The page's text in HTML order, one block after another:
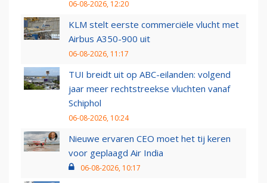
06-08-2026, 12:20
KLM stelt eerste commerciële vlucht met
Airbus A350-900 uit
06-08-2026, 11:17
TUI breidt uit op ABC-eilanden: volgend
jaar meer rechtstreekse vluchten vanaf
Schiphol
06-08-2026, 10:24
Nieuwe ervaren CEO moet het tij keren
voor geplaagd Air India
06-08-2026, 10:17